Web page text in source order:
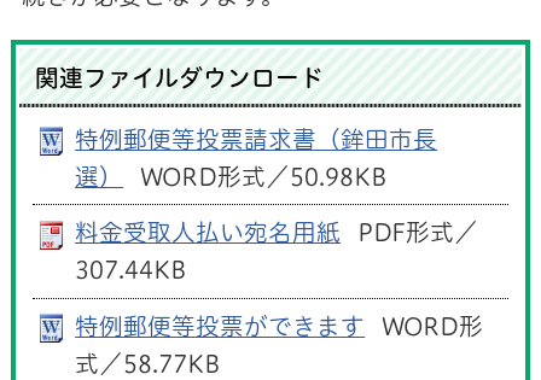
関連ファイルダウンロード
特例郵便等投票請求書（鉾田市長
選）
WORD形式／50.98KB
料金受取人払い宛名用紙
PDF形式／
307.44KB
特例郵便等投票ができます
WORD形
式／58.77KB